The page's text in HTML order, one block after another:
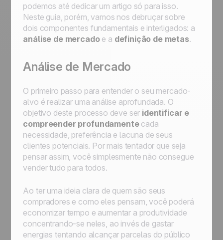
podemos até dedicar um artigo só para isso.
Neste guia, porém, vamos nos debruçar sobre
dois componentes fundamentais e interligados: a
análise de mercadoe a definição de metas.
Análise de Mercado
O primeiro passo para entender o seu mercado-
alvo é realizar uma análise aprofundada. O
objetivo deste processo deve ser identificar e
compreender profundamentecada
necessidade, preferência e lacuna de seus
clientes potenciais. Por mais tentador que seja
pensar assim, você simplesmente não consegue
vender tudo para todos.
Ao ter uma ideia clara de quem são seus
compradores e como eles pensam, você poderá
economizar tempo e aumentar a produtividade
concentrando-se neles, ao invés de gastar
energias tentando alcançar parcelas do público